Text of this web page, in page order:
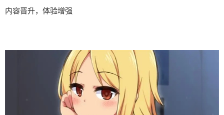
内容晋升，体验增强